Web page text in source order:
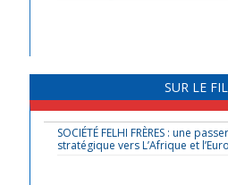
SUR LE
SOCIÉTÉ FELHI FRÈRES : une
stratégique vers L’Afrique et